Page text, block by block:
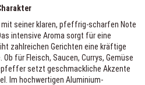
seiner klaren, pfeffrig-scharfen Note
intensive Aroma sorgt für eine
zahlreichen Gerichten eine kräftige
für Fleisch, Saucen, Currys, Gemüse
setzt geschmackliche Akzente
Im hochwertigen Aluminium-